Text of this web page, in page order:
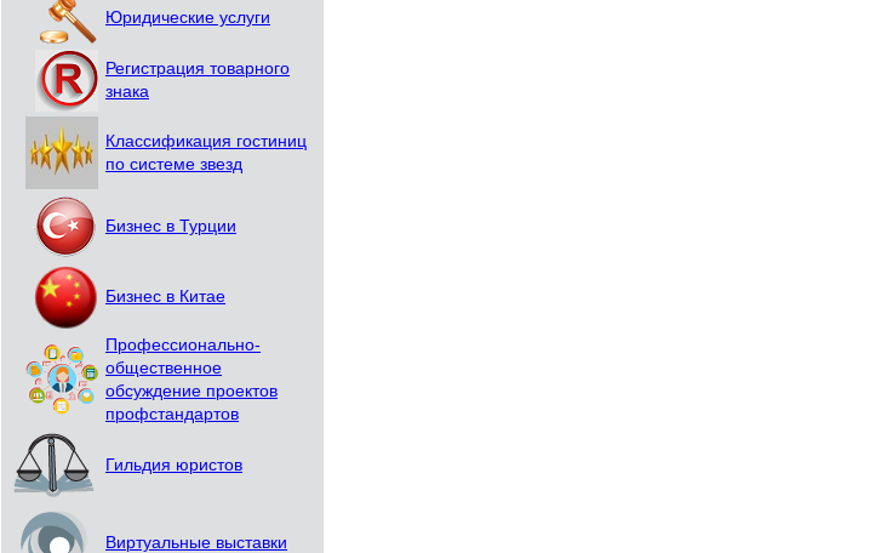
Юридические услуги
Регистрация товарного
знака
Классификация гостиниц
по системе звезд
Бизнес в Турции
Бизнес в Китае
Профессионально-
общественное
обсуждение проектов
профстандартов
Гильдия юристов
Виртуальные выставки